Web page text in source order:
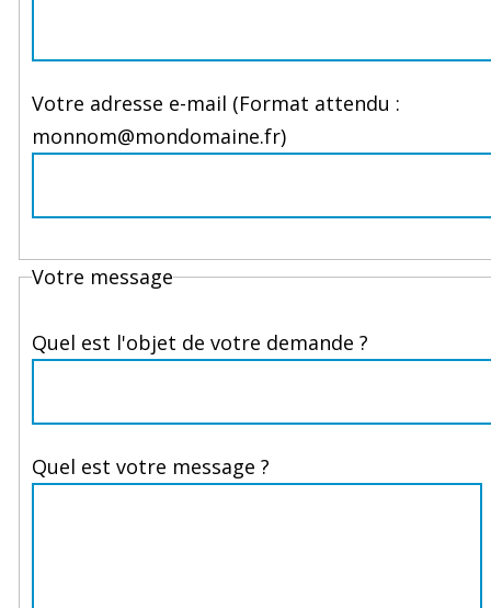
Votre adresse e-mail (Format attendu :
monnom@mondomaine.fr)
Votre message
Quel est l'objet de votre demande ?
Quel est votre message ?